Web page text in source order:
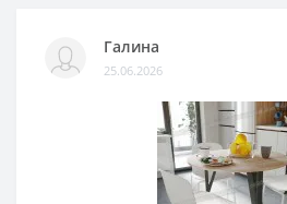
Галина
25.06.2026